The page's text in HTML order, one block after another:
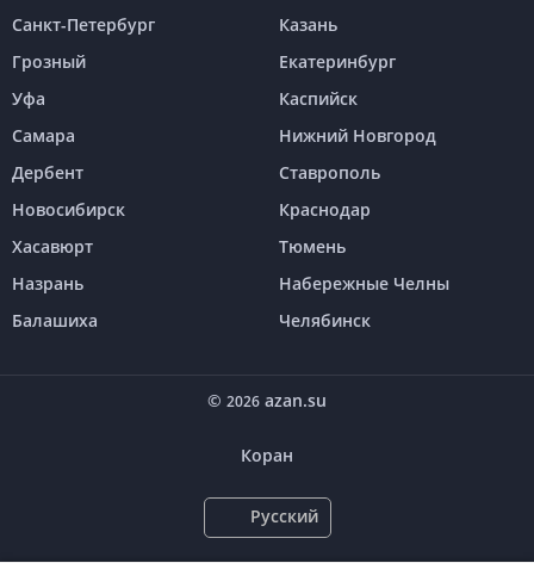
Санкт-Петербург
Казань
Грозный
Екатеринбург
Уфа
Каспийск
Самара
Нижний Новгород
Дербент
Ставрополь
Новосибирск
Краснодар
Хасавюрт
Тюмень
Назрань
Набережные Челны
Балашиха
Челябинск
© 2026 azan.su
Коран
Русский